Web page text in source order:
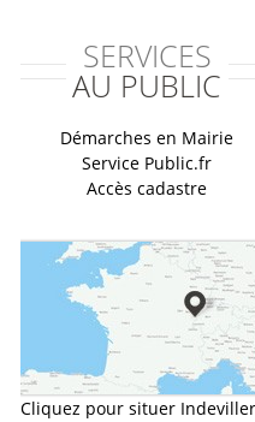
SERVICES
AU PUBLIC
Démarches en Mairie
Service Public.fr
Accès cadastre
Cliquez pour situer